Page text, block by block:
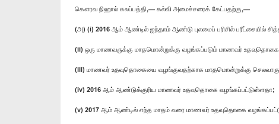
கௌரவ நிஹால் கலப்பத்தி,— கல்வி​ அமைச்சரைக் கேட்பதற்கு,—
(அ) (i) 2016 ஆம் ஆண்டில்​ ஐந்தாம் ஆண்டு புலமைப் பரிசில் பரீட்சையில்
(ii) ஒரு மாணவருக்கு மாதமொன்றுக்கு வழங்கப்படும் மாணவர்
(iii) மாணவர் ​உதவுதொகையை வழங்குவதற்காக மாதமொன்றுக்கு
(iv) 2016 ஆம் ஆண்டுக்குரிய மாணவர் ​உதவுதொகை வழங்கப்பட்டுள்ளதா;
(v) 2017 ஆம் ஆண்டில் எந்த மாதம் வரை மாணவர் ​உதவுதொகை